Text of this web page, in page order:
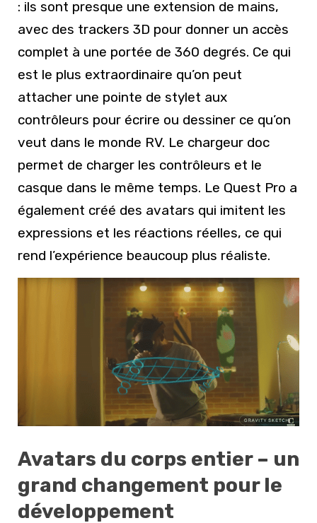
: ils sont presque une extension de mains,
avec des trackers 3D pour donner un accès
complet à une portée de 360 degrés. Ce qui
est le plus extraordinaire qu’on peut
attacher une pointe de stylet aux
contrôleurs pour écrire ou dessiner ce qu’on
veut dans le monde RV. Le chargeur doc
permet de charger les contrôleurs et le
casque dans le même temps. Le Quest Pro a
également créé des avatars qui imitent les
expressions et les réactions réelles, ce qui
rend l’expérience beaucoup plus réaliste.
Avatars du corps entier – un
grand changement pour le
développement